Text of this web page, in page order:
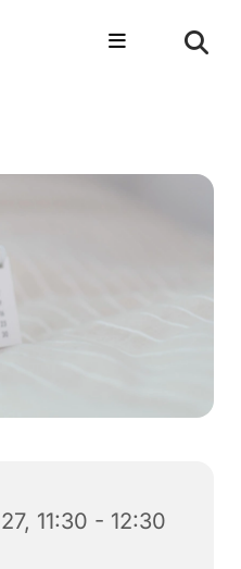
11:30 - 12:30